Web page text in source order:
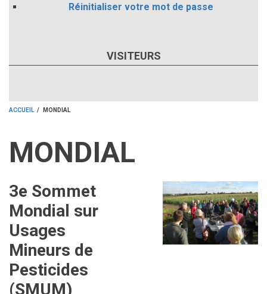
Réinitialiser votre mot de passe
VISITEURS
D'ARIANE
ACCUEIL / MONDIAL
MONDIAL
Image
3e Sommet
Mondial sur
Usages
Mineurs de
Pesticides
(SMUM)